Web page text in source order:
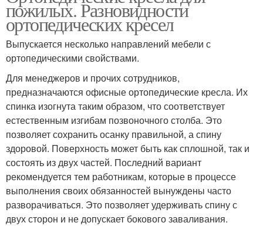
пожилых. Разновидности
ортопедических кресел
Выпускается несколько направлений мебели с
ортопедическими свойствами.
Для менеджеров и прочих сотрудников,
предназначаются офисные ортопедические кресла. Их
спинка изогнута таким образом, что соответствует
естественным изгибам позвоночного столба. Это
позволяет сохранить осанку правильной, а спину
здоровой. Поверхность может быть как сплошной, так и
состоять из двух частей. Последний вариант
рекомендуется тем работникам, которые в процессе
выполнения своих обязанностей вынуждены часто
разворачиваться. Это позволяет удерживать спину с
двух сторон и не допускает бокового заваливания.